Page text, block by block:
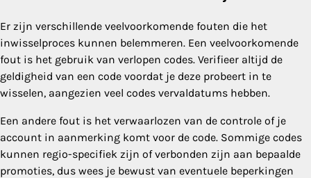
Er zijn verschillende veelvoorkomende fouten die het
inwisselproces kunnen belemmeren. Een veelvoorkomende
fout is het gebruik van verlopen codes. Verifieer altijd de
geldigheid van een code voordat je deze probeert in te
wisselen, aangezien veel codes vervaldatums hebben.
Een andere fout is het verwaarlozen van de controle of je
account in aanmerking komt voor de code. Sommige codes
kunnen regio-specifiek zijn of verbonden zijn aan bepaalde
promoties, dus wees je bewust van eventuele beperkingen